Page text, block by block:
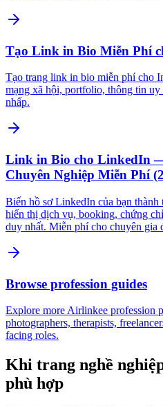
Tạo Link in Bio Miễn Phí
Tạo trang link in bio miễn phí cho
mạng xã hội, portfolio, thông tin
nhấp.
Link in Bio cho LinkedIn
Chuyên Nghiệp Miễn Phí
Biến hồ sơ LinkedIn của bạn
hiển thị dịch vụ, booking, chứng
duy nhất. Miễn phí cho chuyên gia
Browse profession guides
Explore more Airlinkee profession
photographers, therapists,
facing roles.
Khi trang nghề
phù hợp